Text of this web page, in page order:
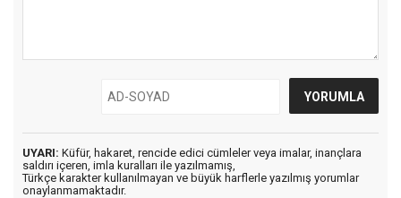
UYARI: Küfür, hakaret, rencide edici cümleler veya imalar, inançlara
saldırı içeren, imla kuralları ile yazılmamış,
Türkçe karakter kullanılmayan ve büyük harflerle yazılmış yorumlar
onaylanmamaktadır.